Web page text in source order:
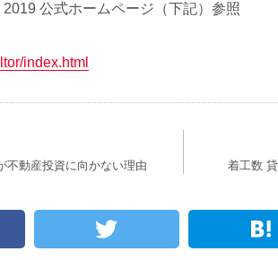
2019 公式ホームページ（下記）参照
index.html
不動産投資に向かない理由 着工数